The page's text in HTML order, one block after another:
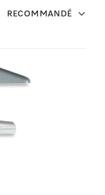
RECOMMANDÉ